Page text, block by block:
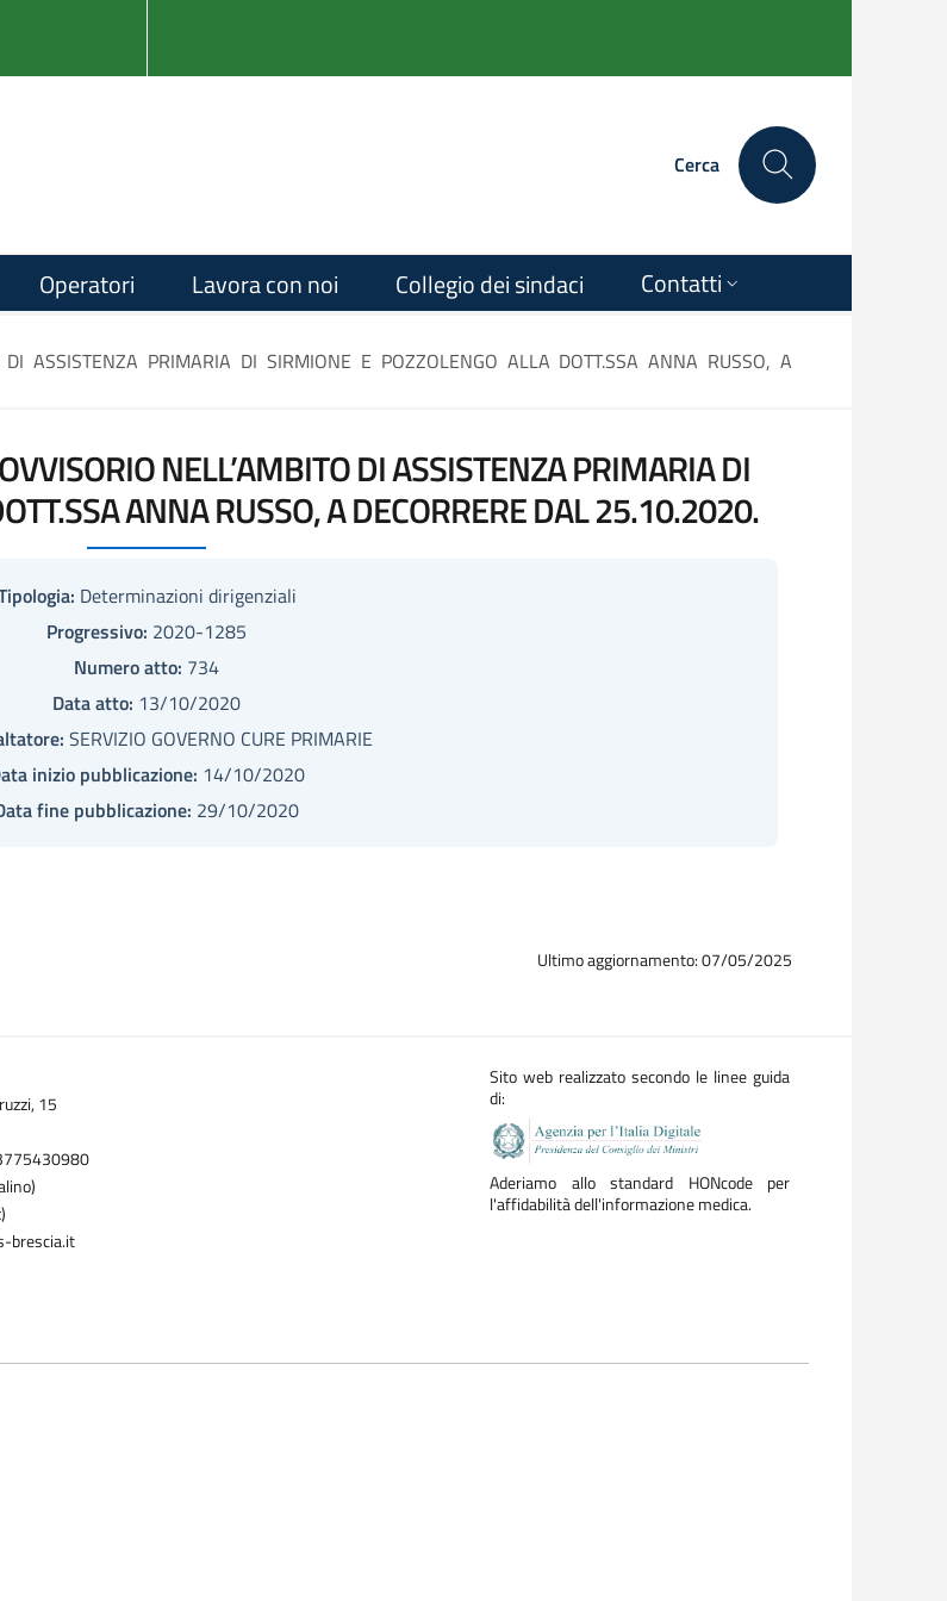
Cerca
Operatori Lavora con noi Collegio dei sindaci Contatti
DI ASSISTENZA PRIMARIA DI SIRMIONE E POZZOLENGO ALLA DOTT.SSA ANNA RUSSO, A
NELL’AMBITO DI ASSISTENZA PRIMARIA DI
ANNA RUSSO, A DECORRERE DAL 25.10.2020.
Determinazioni dirigenziali
Progressivo: 2020-1285
Numero atto: 734
Data atto: 13/10/2020
SERVIZIO GOVERNO CURE PRIMARIE
inizio pubblicazione: 14/10/2020
fine pubblicazione: 29/10/2020
Ultimo aggiornamento: 07/05/2025
15
brescia.it
Sito web realizzato secondo le linee guida
di:
Aderiamo allo standard HONcode per
l'affidabilità dell'informazione medica.